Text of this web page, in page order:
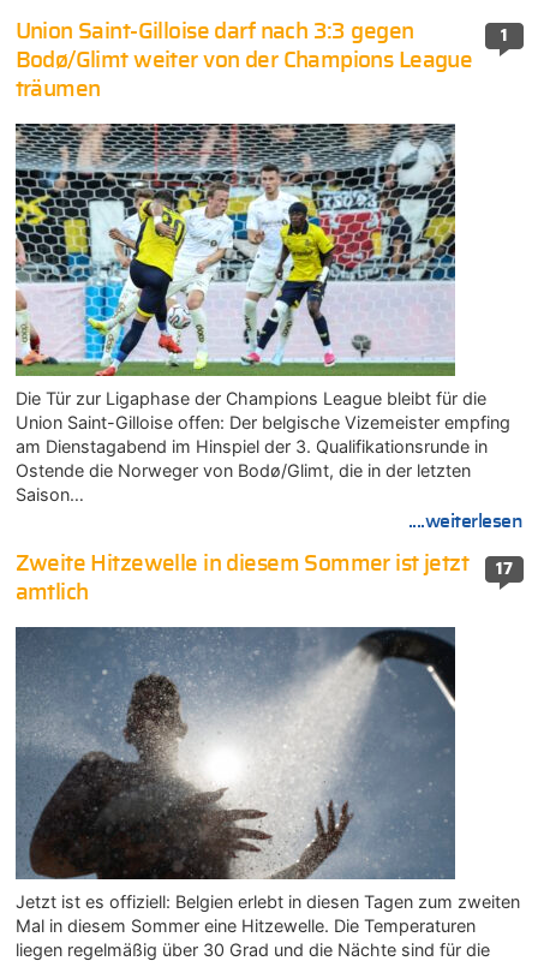
1
Union Saint-Gilloise darf nach 3:3 gegen
Bodø/Glimt weiter von der Champions League
träumen
Die Tür zur Ligaphase der Champions League bleibt für die
Union Saint-Gilloise offen: Der belgische Vizemeister empfing
am Dienstagabend im Hinspiel der 3. Qualifikationsrunde in
Ostende die Norweger von Bodø/Glimt, die in der letzten
Saison…
....weiterlesen
17
Zweite Hitzewelle in diesem Sommer ist jetzt
amtlich
Jetzt ist es offiziell: Belgien erlebt in diesen Tagen zum zweiten
Mal in diesem Sommer eine Hitzewelle. Die Temperaturen
liegen regelmäßig über 30 Grad und die Nächte sind für die